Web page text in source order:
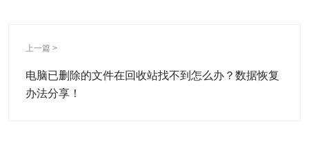
上一篇 >
电脑已删除的文件在回收站找不到怎么办？数据恢复
办法分享！